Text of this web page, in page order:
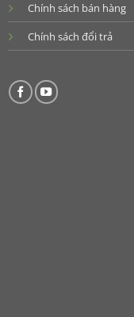
Chính sách bán hàng
Chính sách đổi trả